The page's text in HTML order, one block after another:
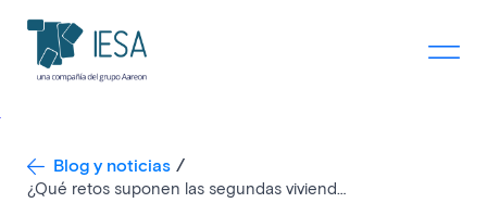
Blog y noticias
¿Qué retos suponen las segundas viviendas a los Administradores de Fincas?